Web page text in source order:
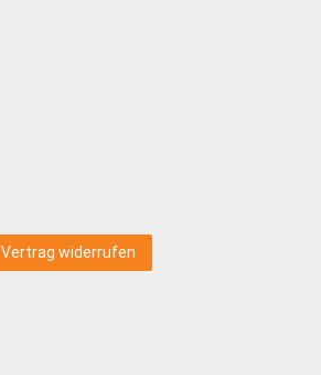
Vertrag widerrufen